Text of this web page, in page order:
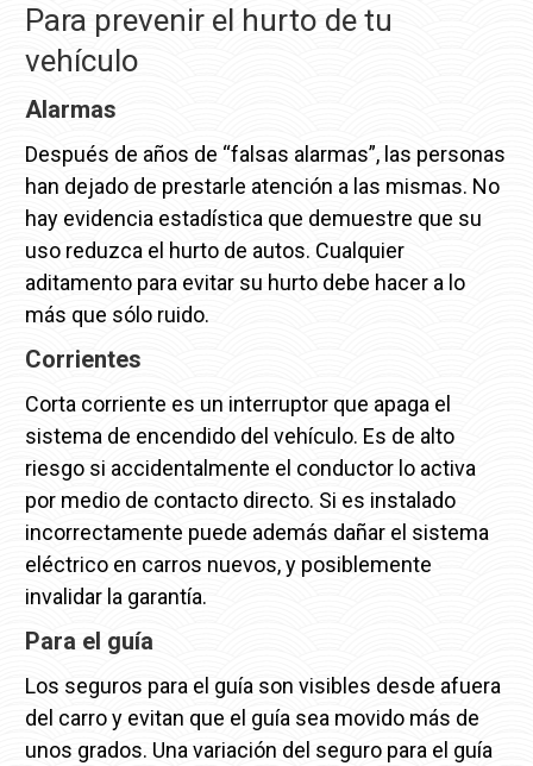
Para prevenir el hurto de tu
vehículo
Alarmas
Después de años de “falsas alarmas”, las personas
han dejado de prestarle atención a las mismas. No
hay evidencia estadística que demuestre que su
uso reduzca el hurto de autos. Cualquier
aditamento para evitar su hurto debe hacer a lo
más que sólo ruido.
Corrientes
Corta corriente es un interruptor que apaga el
sistema de encendido del vehículo. Es de alto
riesgo si accidentalmente el conductor lo activa
por medio de contacto directo. Si es instalado
incorrectamente puede además dañar el sistema
eléctrico en carros nuevos, y posiblemente
invalidar la garantía.
Para el guía
Los seguros para el guía son visibles desde afuera
del carro y evitan que el guía sea movido más de
unos grados. Una variación del seguro para el guía